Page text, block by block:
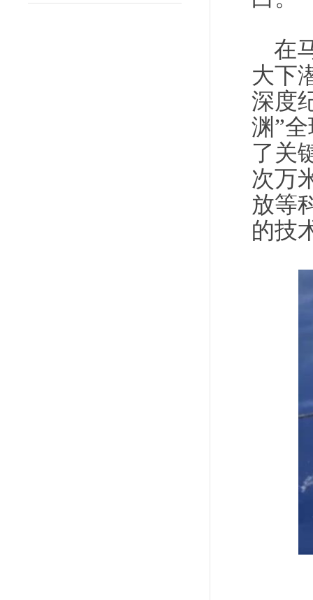
在
大下
深度
渊”
了关
次万
放等
的技